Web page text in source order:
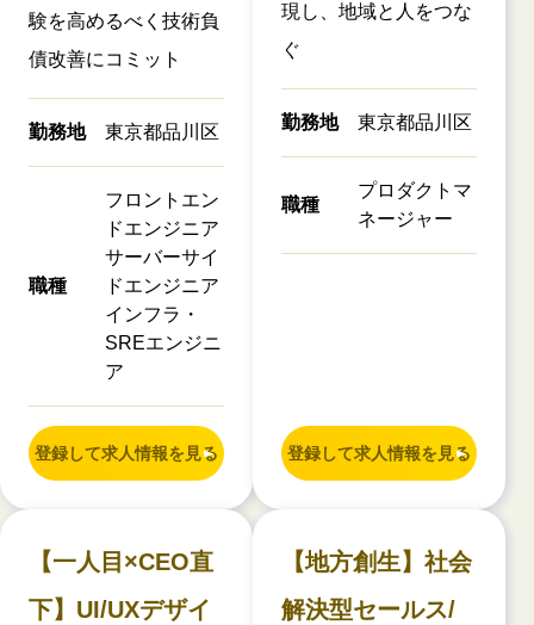
験を高めるべく技術負
債改善にコミット
勤務地 東京都品川区
職種
フロントエン
ドエンジニア
サーバーサイ
ドエンジニア
インフラ・
SREエンジニ
ア
登録して求人情報を見る
現し、地域と人をつな
ぐ
勤務地 東京都品川区
職種
プロダクトマ
ネージャー
登録して求人情報を見る
【一人目×CEO直
下】UI/UXデザイ
【地方創生】社会
解決型セールス/